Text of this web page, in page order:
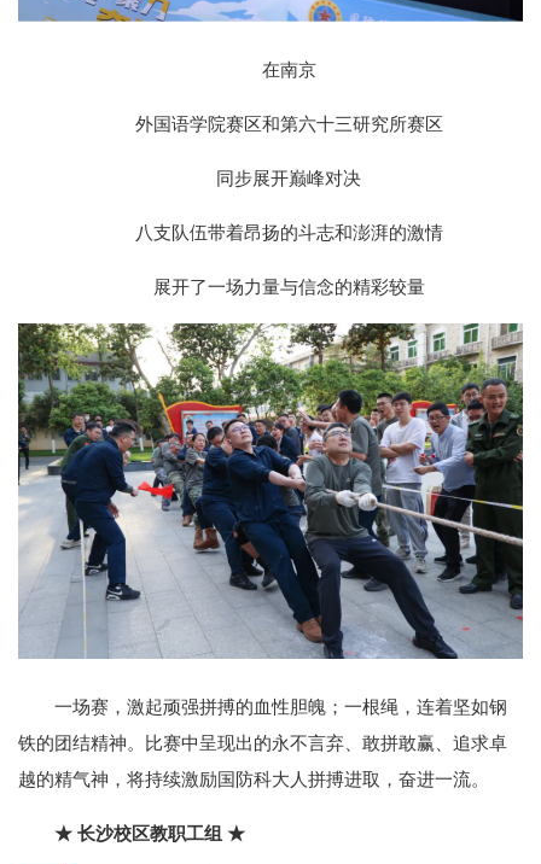
在南京
外国语学院赛区和第六十三研究所赛区
同步展开巅峰对决
八支队伍带着昂扬的斗志和澎湃的激情
展开了一场力量与信念的精彩较量
一场赛，激起顽强拼搏的血性胆魄；一根绳，连着坚如钢
铁的团结精神。比赛中呈现出的永不言弃、敢拼敢赢、追求卓
越的精气神，将持续激励国防科大人拼搏进取，奋进一流。
★ 长沙校区教职工组 ★